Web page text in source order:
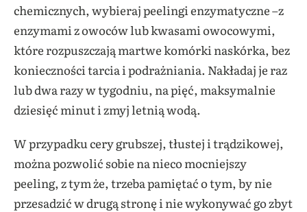
chemicznych, wybieraj peelingi enzymatyczne –z
enzymami z owoców lub kwasami owocowymi,
które rozpuszczają martwe komórki naskórka, bez
konieczności tarcia i podrażniania. Nakładaj je raz
lub dwa razy w tygodniu, na pięć, maksymalnie
dziesięć minut i zmyj letnią wodą.
W przypadku cery grubszej, tłustej i trądzikowej,
można pozwolić sobie na nieco mocniejszy
peeling, z tym że, trzeba pamiętać o tym, by nie
przesadzić w drugą stronę i nie wykonywać go zbyt